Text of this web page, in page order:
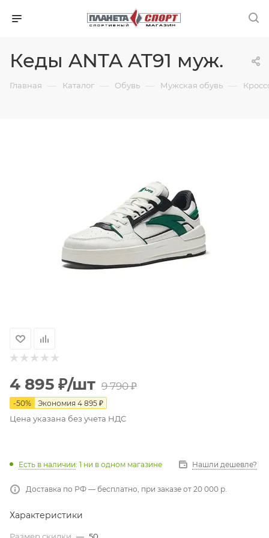
Кеды ANTA AT91 муж.
Главная — Каталог — Обувь — Мужская обувь —
4 895 ₽/шт 9 790₽
-50% Экономия 4 895 ₽
Цена указана без учета НДС
Есть в наличии: 1 ни в одном магазине Нашли дешевле?
Доставка по РФ — бесплатно, при заказе от 20 000 р.
Характеристики